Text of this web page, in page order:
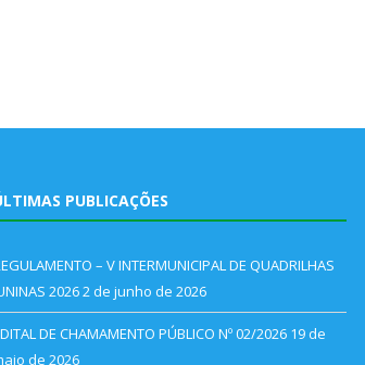
PUBLICAÇÕES
– V INTERMUNICIPAL DE QUADRILHAS
20262 de junho de 2026
DE CHAMAMENTO PÚBLICO Nº 02/2026 19 de
de 2026